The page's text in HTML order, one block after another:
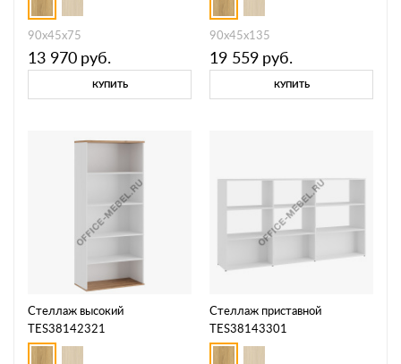
90x45x75
13 970 руб.
КУПИТЬ
90x45x135
19 559 руб.
КУПИТЬ
Стеллаж высокий
TES38142321
Стеллаж приставной
TES38143301